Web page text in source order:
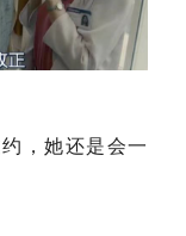
，她还是会一